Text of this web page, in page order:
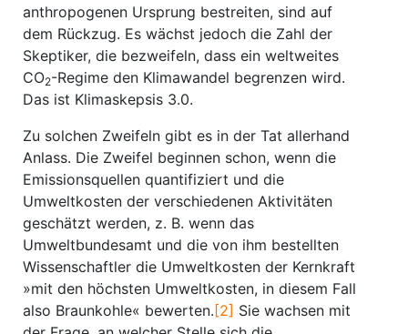
anthropogenen Ursprung bestreiten, sind auf
dem Rückzug. Es wächst jedoch die Zahl der
Skeptiker, die bezweifeln, dass ein weltweites
CO2-Regime den Klimawandel begrenzen wird.
Das ist Klimaskepsis 3.0.
Zu solchen Zweifeln gibt es in der Tat allerhand
Anlass. Die Zweifel beginnen schon, wenn die
Emissionsquellen quantifiziert und die
Umweltkosten der verschiedenen Aktivitäten
geschätzt werden, z. B. wenn das
Umweltbundesamt und die von ihm bestellten
Wissenschaftler die Umweltkosten der Kernkraft
»mit den höchsten Umweltkosten, in diesem Fall
also Braunkohle« bewerten. [2] Sie wachsen mit